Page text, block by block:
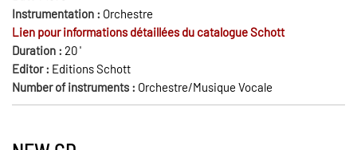
Instrumentation : Orchestre
Lien pour informations détaillées du catalogue Schott
Duration : 20'
Editor : Editions Schott
Number of instruments : Orchestre/Musique Vocale